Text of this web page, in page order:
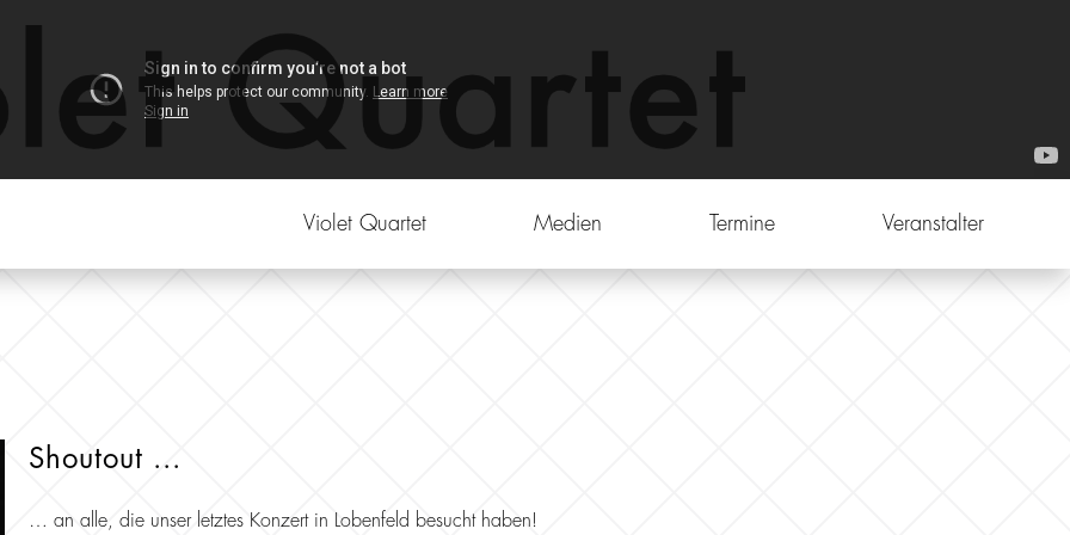
Violet Quartet Medien Termine Veranstalter
Shoutout ...
… an alle, die unser letztes Konzert in Lobenfeld besucht haben!